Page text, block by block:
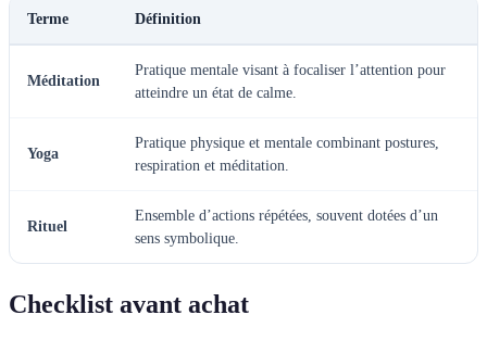
Terme Définition
Méditation
Pratique mentale visant à focaliser l’attention pour
atteindre un état de calme.
Yoga
Pratique physique et mentale combinant postures,
respiration et méditation.
Rituel
Ensemble d’actions répétées, souvent dotées d’un
sens symbolique.
Checklist avant achat